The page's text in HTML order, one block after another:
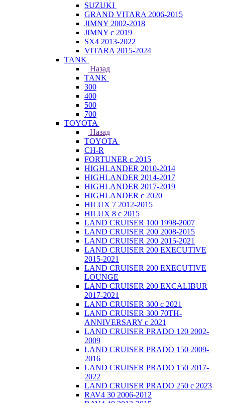
SUZUKI
GRAND VITARA 2006-2015
JIMNY 2002-2018
JIMNY с 2019
SX4 2013-2022
VITARA 2015-2024
TANK
Назад
TANK
300
400
500
700
TOYOTA
Назад
TOYOTA
CH-R
FORTUNER с 2015
HIGHLANDER 2010-2014
HIGHLANDER 2014-2017
HIGHLANDER 2017-2019
HIGHLANDER с 2020
HILUX 7 2012-2015
HILUX 8 с 2015
LAND CRUISER 100 1998-2007
LAND CRUISER 200 2008-2015
LAND CRUISER 200 2015-2021
LAND CRUISER 200 EXECUTIVE
2015-2021
LAND CRUISER 200 EXECUTIVE
LOUNGE
LAND CRUISER 200 EXCALIBUR
2017-2021
LAND CRUISER 300 с 2021
LAND CRUISER 300 70TH-
ANNIVERSARY с 2021
LAND CRUISER PRADO 120 2002-
2009
LAND CRUISER PRADO 150 2009-
2016
LAND CRUISER PRADO 150 2017-
2022
LAND CRUISER PRADO 250 с 2023
RAV4 30 2006-2012